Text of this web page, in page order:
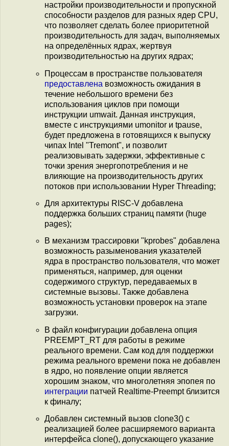
настройки производительности и пропускной
способности разделов для разных ядер CPU,
что позволяет сделать более приоритетной
производительность для задач, выполняемых
на определённых ядрах, жертвуя
производительностью на других ядрах;
Процессам в пространстве пользователя
предоставлена возможность ожидания в
течение небольшого времени без
использования циклов при помощи
инструкции umwait. Данная инструкция,
вместе с инструкциями umonitor и tpause,
будет предложена в готовящихся к выпуску
чипах Intel "Tremont", и позволит
реализовывать задержки, эффективные с
точки зрения энергопотребления и не
влияющие на производительность других
потоков при использовании Hyper Threading;
Для архитектуры RISC-V добавлена
поддержка больших страниц памяти (huge
pages);
В механизм трассировки "kprobes" добавлена
возможность разыменования указателей
ядра в пространство пользователя, что может
применяться, например, для оценки
содержимого структур, передаваемых в
системные вызовы. Также добавлена
возможность установки проверок на этапе
загрузки.
В файл конфигурации добавлена опция
PREEMPT_RT для работы в режиме
реального времени. Сам код для поддержки
режима реального времени пока не добавлен
в ядро, но появление опции является
хорошим знаком, что многолетняя эпопея по
интеграции патчей Realtime-Preempt близится
к финалу;
Добавлен системный вызов clone3() c
реализацией более расширяемого варианта
интерфейса clone(), допускающего указание